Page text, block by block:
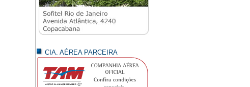
CIA. AÉREA PARCEIRA